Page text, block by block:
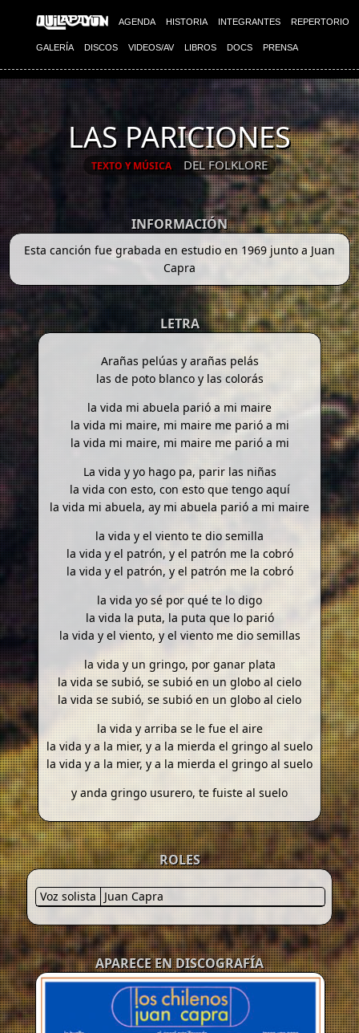
AGENDA HISTORIA INTEGRANTES REPERTORIO
GALERÍA DISCOS VIDEOS/AV LIBROS DOCS PRENSA
LAS PARICIONES
TEXTO Y MÚSICA DEL FOLKLORE
INFORMACIÓN
Esta canción fue grabada en estudio en 1969 junto a Juan
Capra
LETRA
Arañas pelúas y arañas pelás
las de poto blanco y las colorás
la vida mi abuela parió a mi maire
la vida mi maire, mi maire me parió a mi
la vida mi maire, mi maire me parió a mi
La vida y yo hago pa, parir las niñas
la vida con esto, con esto que tengo aquí
la vida mi abuela, ay mi abuela parió a mi maire
la vida y el viento te dio semilla
la vida y el patrón, y el patrón me la cobró
la vida y el patrón, y el patrón me la cobró
la vida yo sé por qué te lo digo
la vida la puta, la puta que lo parió
la vida y el viento, y el viento me dio semillas
la vida y un gringo, por ganar plata
la vida se subió, se subió en un globo al cielo
la vida se subió, se subió en un globo al cielo
la vida y arriba se le fue el aire
la vida y a la mier, y a la mierda el gringo al suelo
la vida y a la mier, y a la mierda el gringo al suelo
y anda gringo usurero, te fuiste al suelo
ROLES
Voz solista Juan Capra
APARECE EN DISCOGRAFÍA